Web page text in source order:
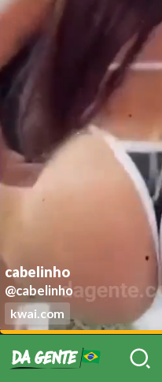
cabelinho
@cabelinho
kwai.com